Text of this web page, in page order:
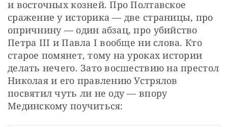
и восточных козней. Про Полтавское
сражение у историка — две страницы, про
опричнину — один абзац, про убийство
Петра III и Павла I вообще ни слова. Кто
старое помянет, тому на уроках истории
делать нечего. Зато восшествию на престол
Николая и его правлению Устрялов
посвятил чуть ли не оду — впору
Мединскому поучиться: